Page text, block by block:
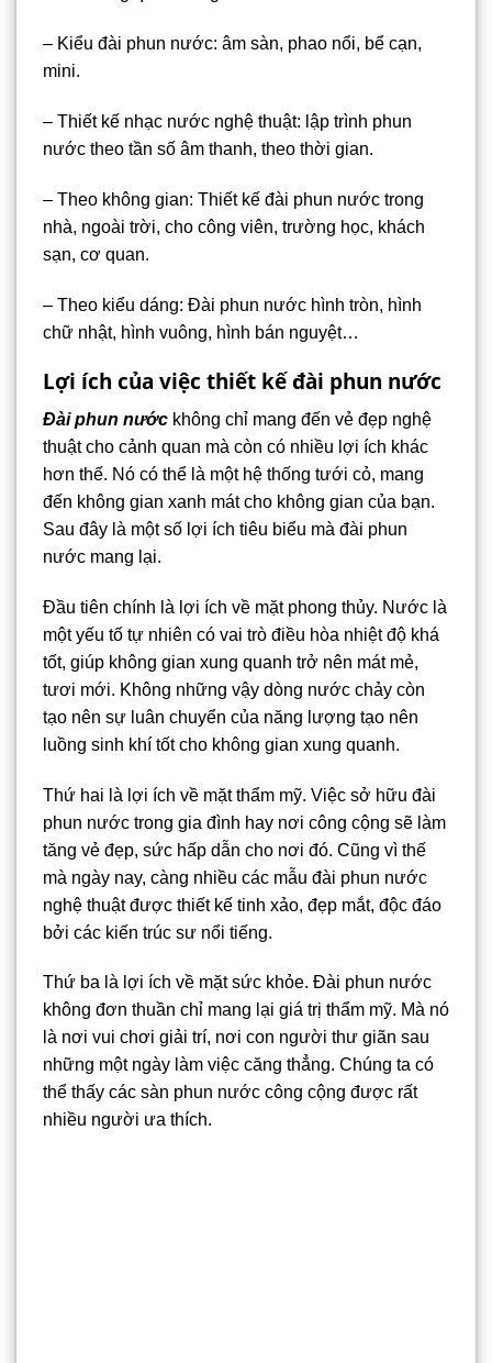
– Kiểu đài phun nước: âm sàn, phao nổi, bể cạn,
mini.
– Thiết kế nhạc nước nghệ thuật: lập trình phun
nước theo tần số âm thanh, theo thời gian.
– Theo không gian: Thiết kế đài phun nước trong
nhà, ngoài trời, cho công viên, trường học, khách
sạn, cơ quan.
– Theo kiểu dáng: Đài phun nước hình tròn, hình
chữ nhật, hình vuông, hình bán nguyệt…
Lợi ích của việc thiết kế đài phun nước
Đài phun nước không chỉ mang đến vẻ đẹp nghệ
thuật cho cảnh quan mà còn có nhiều lợi ích khác
hơn thế. Nó có thể là một hệ thống tưới cỏ, mang
đến không gian xanh mát cho không gian của bạn.
Sau đây là một số lợi ích tiêu biểu mà đài phun
nước mang lại.
Đầu tiên chính là lợi ích về mặt phong thủy. Nước là
một yếu tố tự nhiên có vai trò điều hòa nhiệt độ khá
tốt, giúp không gian xung quanh trở nên mát mẻ,
tươi mới. Không những vậy dòng nước chảy còn
tạo nên sự luân chuyển của năng lượng tạo nên
luồng sinh khí tốt cho không gian xung quanh.
Thứ hai là lợi ích về mặt thẩm mỹ. Việc sở hữu đài
phun nước trong gia đình hay nơi công cộng sẽ làm
tăng vẻ đẹp, sức hấp dẫn cho nơi đó. Cũng vì thế
mà ngày nay, càng nhiều các mẫu đài phun nước
nghệ thuật được thiết kế tinh xảo, đẹp mắt, độc đáo
bởi các kiến trúc sư nổi tiếng.
Thứ ba là lợi ích về mặt sức khỏe. Đài phun nước
không đơn thuần chỉ mang lại giá trị thẩm mỹ. Mà nó
là nơi vui chơi giải trí, nơi con người thư giãn sau
những một ngày làm việc căng thẳng. Chúng ta có
thể thấy các sàn phun nước công cộng được rất
nhiều người ưa thích.